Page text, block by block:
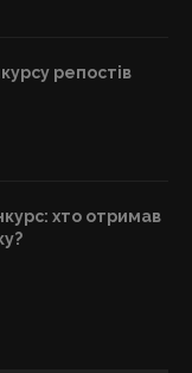
репостів
хто отримав